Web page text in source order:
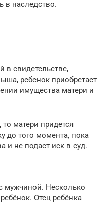
в наследство.
в свидетельстве,
ребенок приобретает
имущества матери и
матери придется
до того момента, пока
и не подаст иск в суд.
мужчиной. Несколько
Отец ребёнка